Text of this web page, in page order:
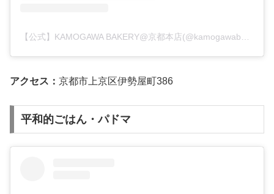
アクセス： 京都市上京区伊勢屋町386
平和的ごはん・パドマ